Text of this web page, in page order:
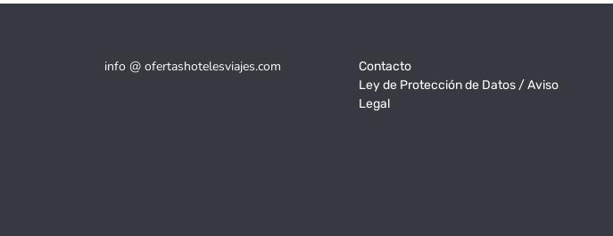
info @ ofertashotelesviajes.com
Contacto
Ley de Protección de Datos / Aviso
Legal